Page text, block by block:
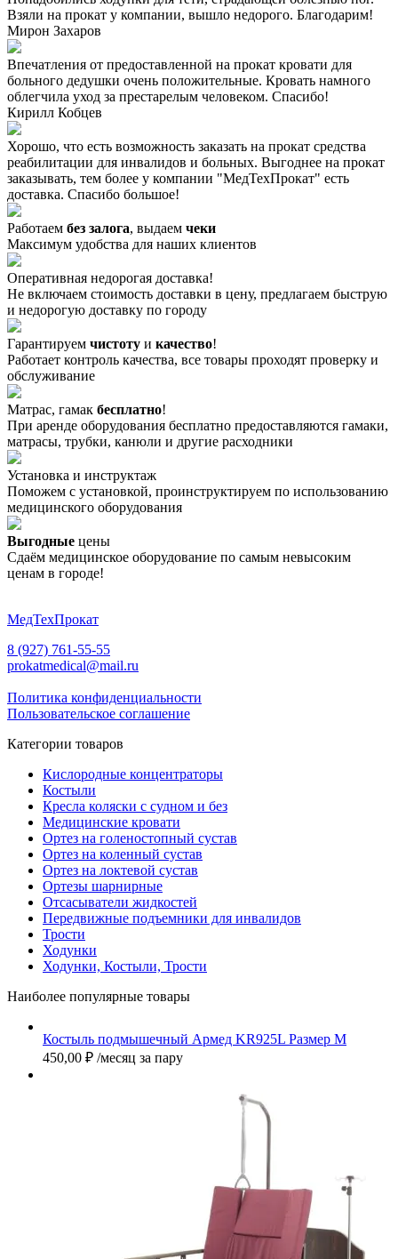
Взяли на прокат у компании, вышло недорого. Благодарим!
​​Мирон Захаров
Впечатления от предоставленной на прокат кровати для
больного дедушки очень положительные. Кровать намного
облегчила уход за престарелым человеком. Спасибо!
​​​Кирилл Кобцев
Хорошо, что есть возможность заказать на прокат средства
реабилитации для инвалидов и больных. Выгоднее на прокат
заказывать, тем более у компании "МедТехПрокат" есть
доставка. Спасибо большое!
Работаем без залога, выдаем чеки
Максимум удобства для наших клиентов
Оперативная недорогая доставка!
Не включаем стоимость доставки в цену, предлагаем быструю
и недорогую доставку по городу
Гарантируем чистоту и качество!
Работает контроль качества, все товары проходят проверку и
обслуживание
Матрас, гамак бесплатно!
При аренде оборудования бесплатно предоставляются гамаки,
матрасы, трубки, канюли и другие расходники
Установка и инструктаж
Поможем с установкой, проинструктируем по использованию
медицинского оборудования
Выгодные цены
Сдаём медицинское оборудование по самым невысоким
ценам в городе!
МедТехПрокат
8 (927) 761-55-55
prokatmedical@mail.ru
Политика конфиденциальности
Пользовательское соглашение
Категории товаров
Кислородные концентраторы
Костыли
Кресла коляски с судном и без
Медицинские кровати
Ортез на голеностопный сустав
Ортез на коленный сустав
Ортез на локтевой сустав
Ортезы шарнирные
Отсасыватели жидкостей
Передвижные подъемники для инвалидов
Трости
Ходунки
Ходунки, Костыли, Трости
Наиболее популярные товары
Костыль подмышечный Армед KR925L Размер M
450,00 ₽ /месяц за пару